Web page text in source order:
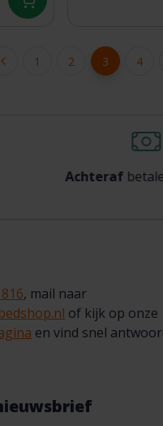
1 2 3 4
Achterafbetalen
, mail naar
of kijk op onze
en vind snel